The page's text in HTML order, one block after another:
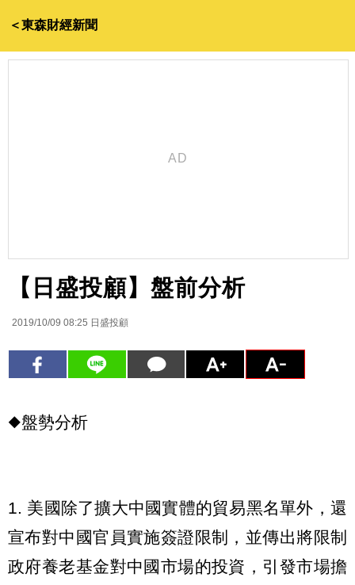
＜東森財經新聞
【日盛投顧】盤前分析
2019/10/09 08:25 日盛投顧
◆盤勢分析
1. 美國除了擴大中國實體的貿易黑名單外，還
宣布對中國官員實施簽證限制，並傳出將限制
政府養老基金對中國市場的投資，引發市場擔